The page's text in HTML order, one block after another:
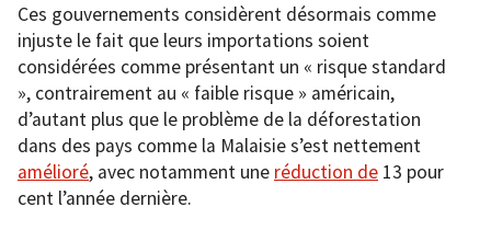
Ces gouvernements considèrent désormais comme
injuste le fait que leurs importations soient
considérées comme présentant un « risque standard
», contrairement au « faible risque » américain,
d’autant plus que le problème de la déforestation
dans des pays comme la Malaisie s’est nettement
amélioré, avec notamment une réduction de 13 pour
cent l’année dernière.